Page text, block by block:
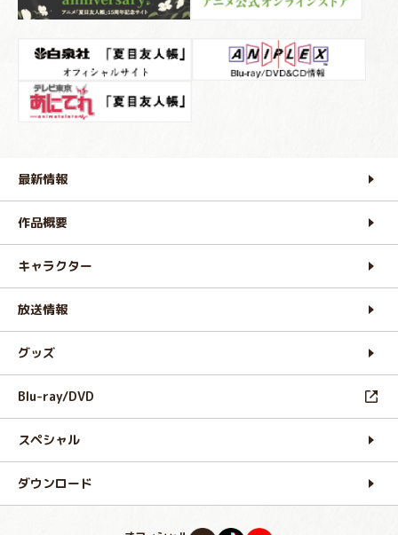
最新情報
作品概要
キャラクター
放送情報
グッズ
Blu-ray/DVD
スペシャル
ダウンロード